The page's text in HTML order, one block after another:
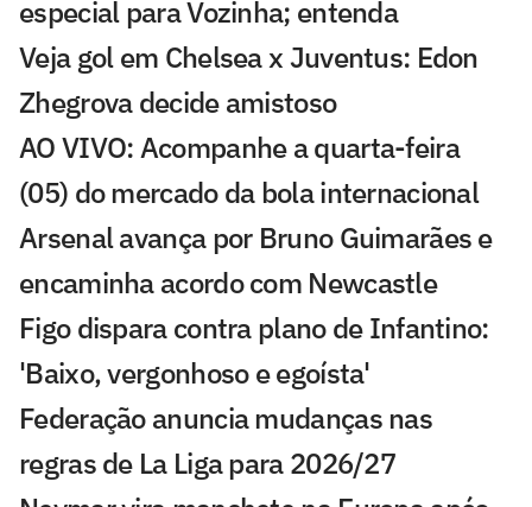
especial para Vozinha; entenda
Veja gol em Chelsea x Juventus: Edon
Zhegrova decide amistoso
AO VIVO: Acompanhe a quarta-feira
(05) do mercado da bola internacional
Arsenal avança por Bruno Guimarães e
encaminha acordo com Newcastle
Figo dispara contra plano de Infantino:
'Baixo, vergonhoso e egoísta'
Federação anuncia mudanças nas
regras de La Liga para 2026/27